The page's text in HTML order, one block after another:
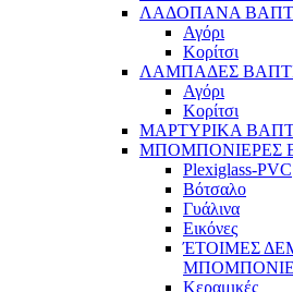
ΛΑΔΟΠΑΝΑ
Αγόρι
Κορίτσι
ΛΑΜΠΑΔΕΣ
Αγόρι
Κορίτσι
ΜΑΡΤΥΡΙΚΑ
ΜΠΟΜΠΟΝΙΕΡΕΣ
Plexiglass-PVC
Βότσαλο
Γυάλινα
Εικόνες
ΈΤΟΙΜΕΣ
Κεραμικές